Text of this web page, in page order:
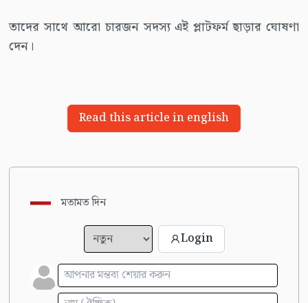
তাদের সাথে আরো চারজন সদস্য এই প্লাটফর্ম ছাড়ার ঘোষণা
দেন।
Read this article in english
মতামত দিন
Login